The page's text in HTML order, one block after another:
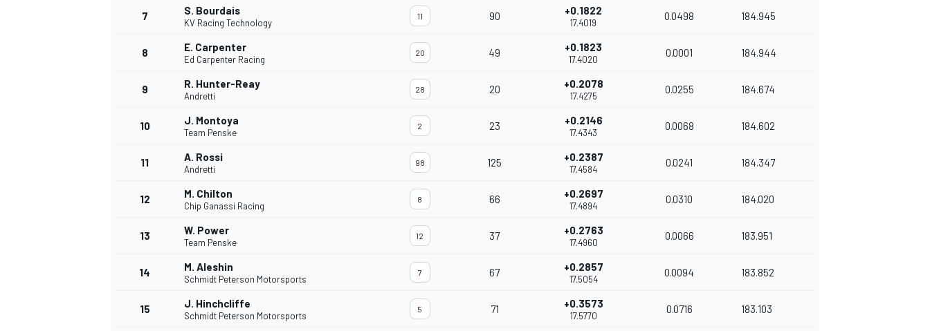
7 S. Bourdais
KV Racing Technology
11 90 +0.1822
17.4019
0.0498 184.945
8 E. Carpenter
Ed Carpenter Racing
20 49 +0.1823
17.4020
0.0001 184.944
9 R. Hunter-Reay
Andretti
28 20 +0.2078
17.4275
0.0255 184.674
10 J. Montoya
Team Penske
2 23 +0.2146
17.4343
0.0068 184.602
11 A. Rossi
Andretti
98 125 +0.2387
17.4584
0.0241 184.347
12 M. Chilton
Chip Ganassi Racing
8 66 +0.2697
17.4894
0.0310 184.020
13 W. Power
Team Penske
12 37 +0.2763
17.4960
0.0066 183.951
14 M. Aleshin
Schmidt Peterson Motorsports
7 67 +0.2857
17.5054
0.0094 183.852
15 J. Hinchcliffe
Schmidt Peterson Motorsports
5 71 +0.3573
17.5770
0.0716 183.103